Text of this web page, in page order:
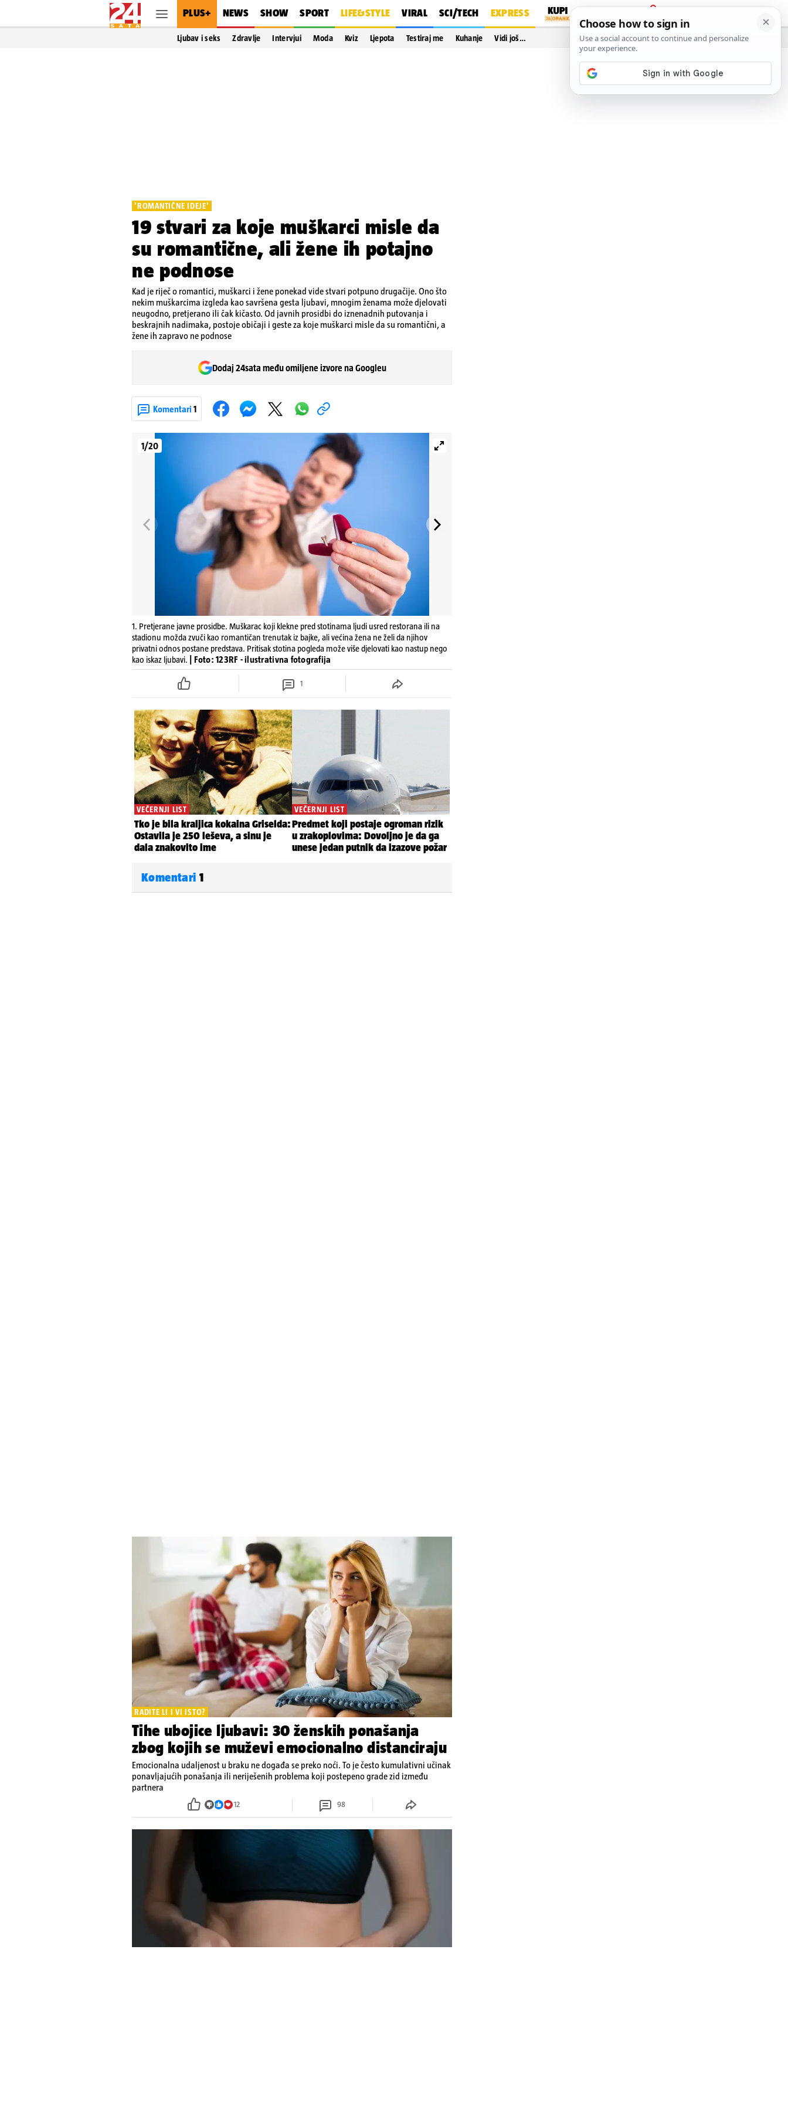
PLUS+ NEWS SHOW SPORT LIFE&STYLE VIRAL SCI/TECH EXPRESS
PRIJAVA
Ljubav i seks Zdravlje Intervjui Moda Kviz Ljepota Testiraj me Kuhanje Vidi još…
'ROMANTIČNE IDEJE'
19 stvari za koje muškarci misle da
su romantične, ali žene ih potajno
ne podnose
Kad je riječ o romantici, muškarci i žene ponekad vide stvari potpuno drugačije. Ono što
nekim muškarcima izgleda kao savršena gesta ljubavi, mnogim ženama može djelovati
neugodno, pretjerano ili čak kičasto. Od javnih prosidbi do iznenadnih putovanja i
beskrajnih nadimaka, postoje običaji i geste za koje muškarci misle da su romantični, a
žene ih zapravo ne podnose
Dodaj 24sata među omiljene izvore na Googleu
Komentari 1
1/20
1. Pretjerane javne prosidbe. Muškarac koji klekne pred stotinama ljudi usred restorana ili na
stadionu možda zvuči kao romantičan trenutak iz bajke, ali većina žena ne želi da njihov
privatni odnos postane predstava. Pritisak stotina pogleda može više djelovati kao nastup nego
kao iskaz ljubavi.
| Foto: 123RF - ilustrativna fotografija
1
Komentari 1
RADITE LI I VI ISTO?
Tihe ubojice ljubavi: 30 ženskih ponašanja
zbog kojih se muževi emocionalno distanciraju
Emocionalna udaljenost u braku ne događa se preko noći. To je često kumulativni učinak
ponavljajućih ponašanja ili neriješenih problema koji postepeno grade zid između
partnera
12 98